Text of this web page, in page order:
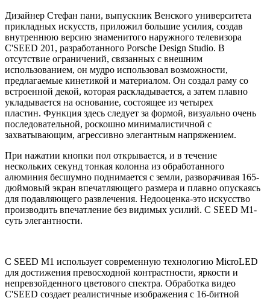
Дизайнер Стефан пани, выпускник Венского университета
прикладных искусств, приложил большие усилия, создав
внутреннюю версию знаменитого наружного телевизора
C'SEED 201, разработанного Porsche Design Studio. В
отсутствие ограничений, связанных с внешним
использованием, он мудро использовал возможности,
предлагаемые кинетикой и материалом. Он создал раму со
встроенной декой, которая раскладывается, а затем плавно
укладывается на основание, состоящее из четырех
пластин. Функция здесь следует за формой, визуально очень
последовательной, роскошно минималистичной с
захватывающим, агрессивно элегантным напряжением.
При нажатии кнопки пол открывается, и в течение
нескольких секунд тонкая колонна из обработанного
алюминия бесшумно поднимается с земли, разворачивая 165-
дюймовый экран впечатляющего размера и плавно опускаясь
для подавляющего развлечения. Недооценка-это искусство
производить впечатление без видимых усилий. C SEED M1-
суть элегантности.
C SEED M1 использует современную технологию MicroLED
для достижения превосходной контрастности, яркости и
непревзойденного цветового спектра. Обработка видео
C'SEED создает реалистичные изображения с 16-битной